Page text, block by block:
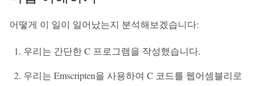
어떻게 이 일이 일어났는지 분석해보겠습니다:
우리는 간단한 C 프로그램을 작성했습니다.
우리는 Emscripten을 사용하여 C 코드를 웹어셈블리로